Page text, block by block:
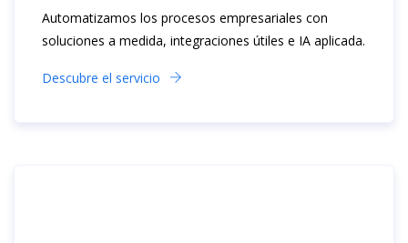
Automatizamos los procesos empresariales con
soluciones a medida, integraciones útiles e IA aplicada.
Descubre el servicio